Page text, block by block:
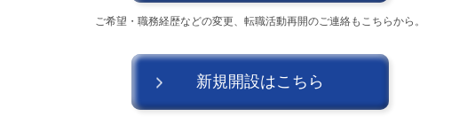
ご希望・職務経歴などの変更、転職活動再開のご連絡もこちらから。
新規開設はこちら